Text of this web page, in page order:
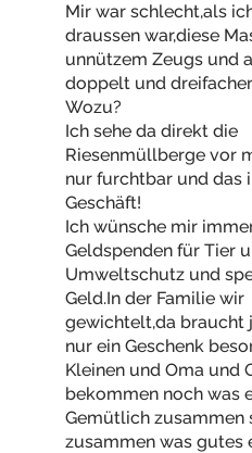
Mir war schlecht,als
draussen war,diese
unnützem Zeugs und
doppelt und
Wozu?
Ich sehe da direkt die
Riesenmüllberge vor
nur furchtbar und das
Geschäft!
Ich wünsche mir
Geldspenden für Tier
Umweltschutz und
Geld.In der Familie wir
gewichtelt,da braucht
nur ein Geschenk
Kleinen und Oma und
bekommen noch was
Gemütlich zusammen
zusammen was gutes